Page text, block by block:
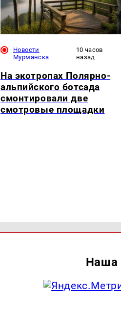
Новости
Мурманска
10 часов
назад
На экотропах Полярно-
альпийского ботсада
смонтировали две
смотровые площадки
Наша